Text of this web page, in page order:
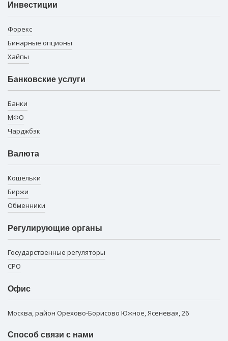
Инвестиции
Форекс
Бинарные опционы
Хайпы
Банковские услуги
Банки
МФО
Чарджбэк
Валюта
Кошельки
Биржи
Обменники
Регулирующие органы
Государственные регуляторы
СРО
Офис
Москва, район Орехово-Борисово Южное, Ясеневая, 26
Способ связи с нами